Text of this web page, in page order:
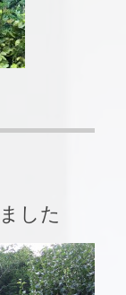
ました